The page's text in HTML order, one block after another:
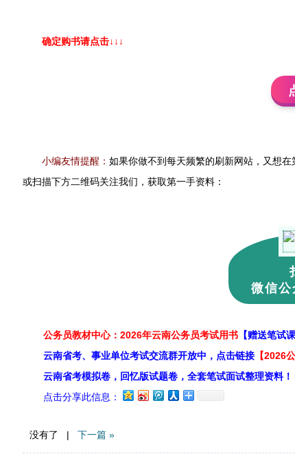
确定购书请点击↓↓↓
小编友情提醒： 如果你做不到每天频繁的刷新网站，又想
或扫描下方二维码关注我们，获取第一手资料：
微信
公务员教材中心：2026年云南公务员考试用书 【赠送笔试
云南省考、事业单位考试交流群开放中，点击链接 【2026
云南省考模拟卷，回忆版试题卷，全套笔试面试整理资料！
点击分享此信息：
没有了 | 下一篇 »